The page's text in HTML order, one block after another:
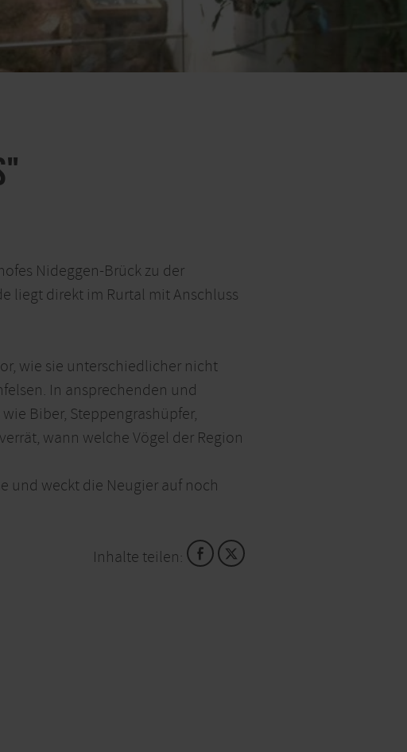
Nideggen-Brück zu der
liegt direkt im Rurtal mit Anschluss
wie sie unterschiedlicher nicht
In ansprechenden und
Biber, Steppengrashüpfer,
wann welche Vögel der Region
und weckt die Neugier auf noch
Inhalte teilen: